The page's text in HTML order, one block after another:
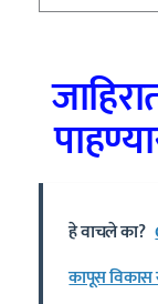
हे वाचले का?
कापूस